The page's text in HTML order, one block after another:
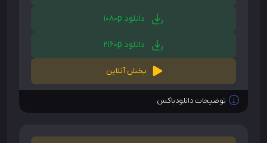
دانلود 1080p
دانلود 2160p
پخش آنلاین
توضیحات دانلودباکس